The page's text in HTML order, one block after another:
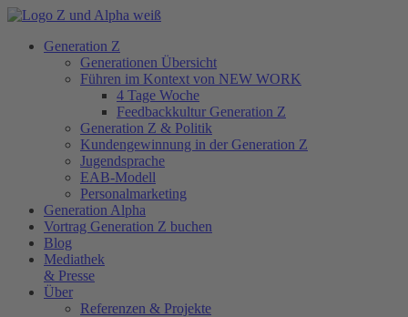
Zum
springenGeneration Z
Generationen Übersicht
Führen im Kontext von NEW WORK
4 Tage Woche
Feedbackkultur Generation Z
Generation Z & Politik
Kundengewinnung in der Generation Z
Jugendsprache
EAB-Modell
Personalmarketing
Generation Alpha
Vortrag Generation Z buchen
Blog
Mediathek
& Presse
Über
Referenzen & Projekte